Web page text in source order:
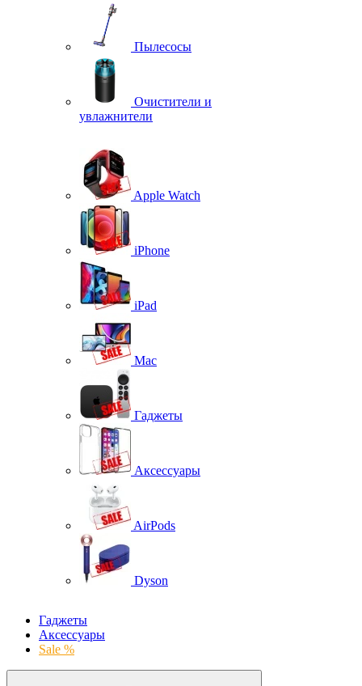
Пылесосы
Очистители и
увлажнители
Apple Watch
iPhone
iPad
Mac
Гаджеты
Аксессуары
AirPods
Dyson
Гаджеты
Аксессуары
Sale %